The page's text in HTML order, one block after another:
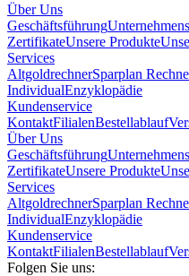
Über Uns
Geschäftsführung
ZertifikateUnsere Produkte
Services
AltgoldrechnerSparplan
IndividualEnzyklopädie
Kundenservice
KontaktFilialenBestellablauf
Über Uns
Geschäftsführung
ZertifikateUnsere Produkte
Services
AltgoldrechnerSparplan
IndividualEnzyklopädie
Kundenservice
KontaktFilialenBestellablauf
Folgen Sie uns: